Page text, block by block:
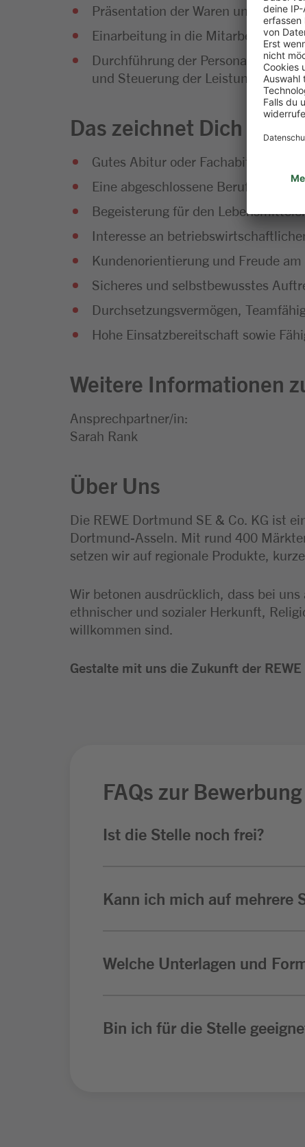
Präsentation der Waren und
Einarbeitung in die
Durchführung der
und Steuerung der
Das zeichnet Dich aus
Gutes Abitur oder Fachabitur
Eine abgeschlossene
Begeisterung für den
Interesse an
Kundenorientierung und Freude
Sicheres und selbstbewusstes
Durchsetzungsvermögen,
Hohe Einsatzbereitschaft sowie
Weitere Informationen
Ansprechpartner/in:
Sarah Rank
Über Uns
Die REWE Dortmund SE & Co. KG ist
Dortmund-Asseln. Mit rund 400
setzen wir auf regionale Produkte,
Wir betonen ausdrücklich, dass bei
ethnischer und sozialer Herkunft,
willkommen sind.
Gestalte mit uns die Zukunft der
FAQs zur Bewerbung
Ist die Stelle noch frei?
Kann ich mich auf mehrere
Welche Unterlagen und
Bin ich für die Stelle